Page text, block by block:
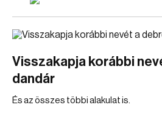
Visszakapja korábbi
dandár
És az összes többi alakulat is.